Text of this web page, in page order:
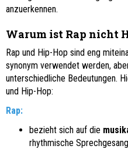
anzuerkennen.
Warum ist Rap nicht
Rap und Hip-Hop sind eng
synonym verwendet werden,
unterschiedliche Bedeutungen.
und Hip-Hop:
Rap:
bezieht sich auf die
rhythmische